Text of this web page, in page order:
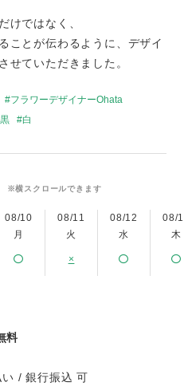
けではなく、
ことが伝わるように、デザイ
せていただきました。
フラワーデザイナーOhata
黒 白
※横スクロールできます
08/10
月
08/11
火
×
08/12
水
08/
木
料
/ 銀行振込 可